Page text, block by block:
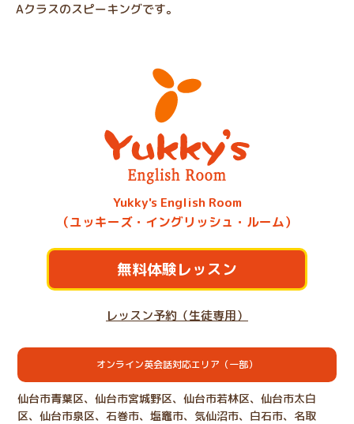
Aクラスのスピーキングです。
Yukky's English Room
（ユッキーズ・イングリッシュ・ルーム）
無料体験レッスン
レッスン予約（生徒専用）
オンライン英会話対応エリア（一部）
仙台市青葉区、仙台市宮城野区、仙台市若林区、仙台市太白
区、仙台市泉区、石巻市、塩竈市、気仙沼市、白石市、名取